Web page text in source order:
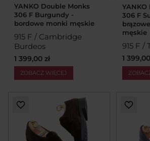
YANKO Double Monks
306 F Burgundy -
bordowe monki męskie
915 F / Cambridge
Burdeos
1 399,00 zł
ZOBACZ WIĘCEJ
YANKO
306 F
męskie
915 F /
1